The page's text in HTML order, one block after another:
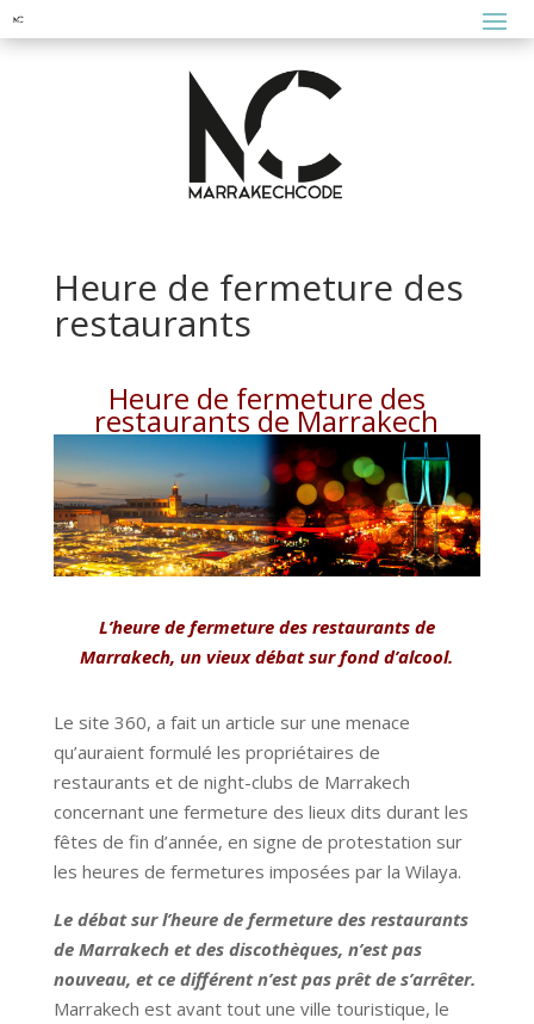
Heure de fermeture des
restaurants
Heure de fermeture des
restaurants de Marrakech
L’heure de fermeture des restaurants de
Marrakech, un vieux débat sur fond d’alcool.
Le site 360, a fait un article sur une menace
qu’auraient formulé les propriétaires de
restaurants et de night-clubs de Marrakech
concernant une fermeture des lieux dits durant les
fêtes de fin d’année, en signe de protestation sur
les heures de fermetures imposées par la Wilaya.
Le débat sur l’heure de fermeture des restaurants
de Marrakech et des discothèques, n’est pas
nouveau, et ce différent n’est pas prêt de s’arrêter.
Marrakech est avant tout une ville touristique, le